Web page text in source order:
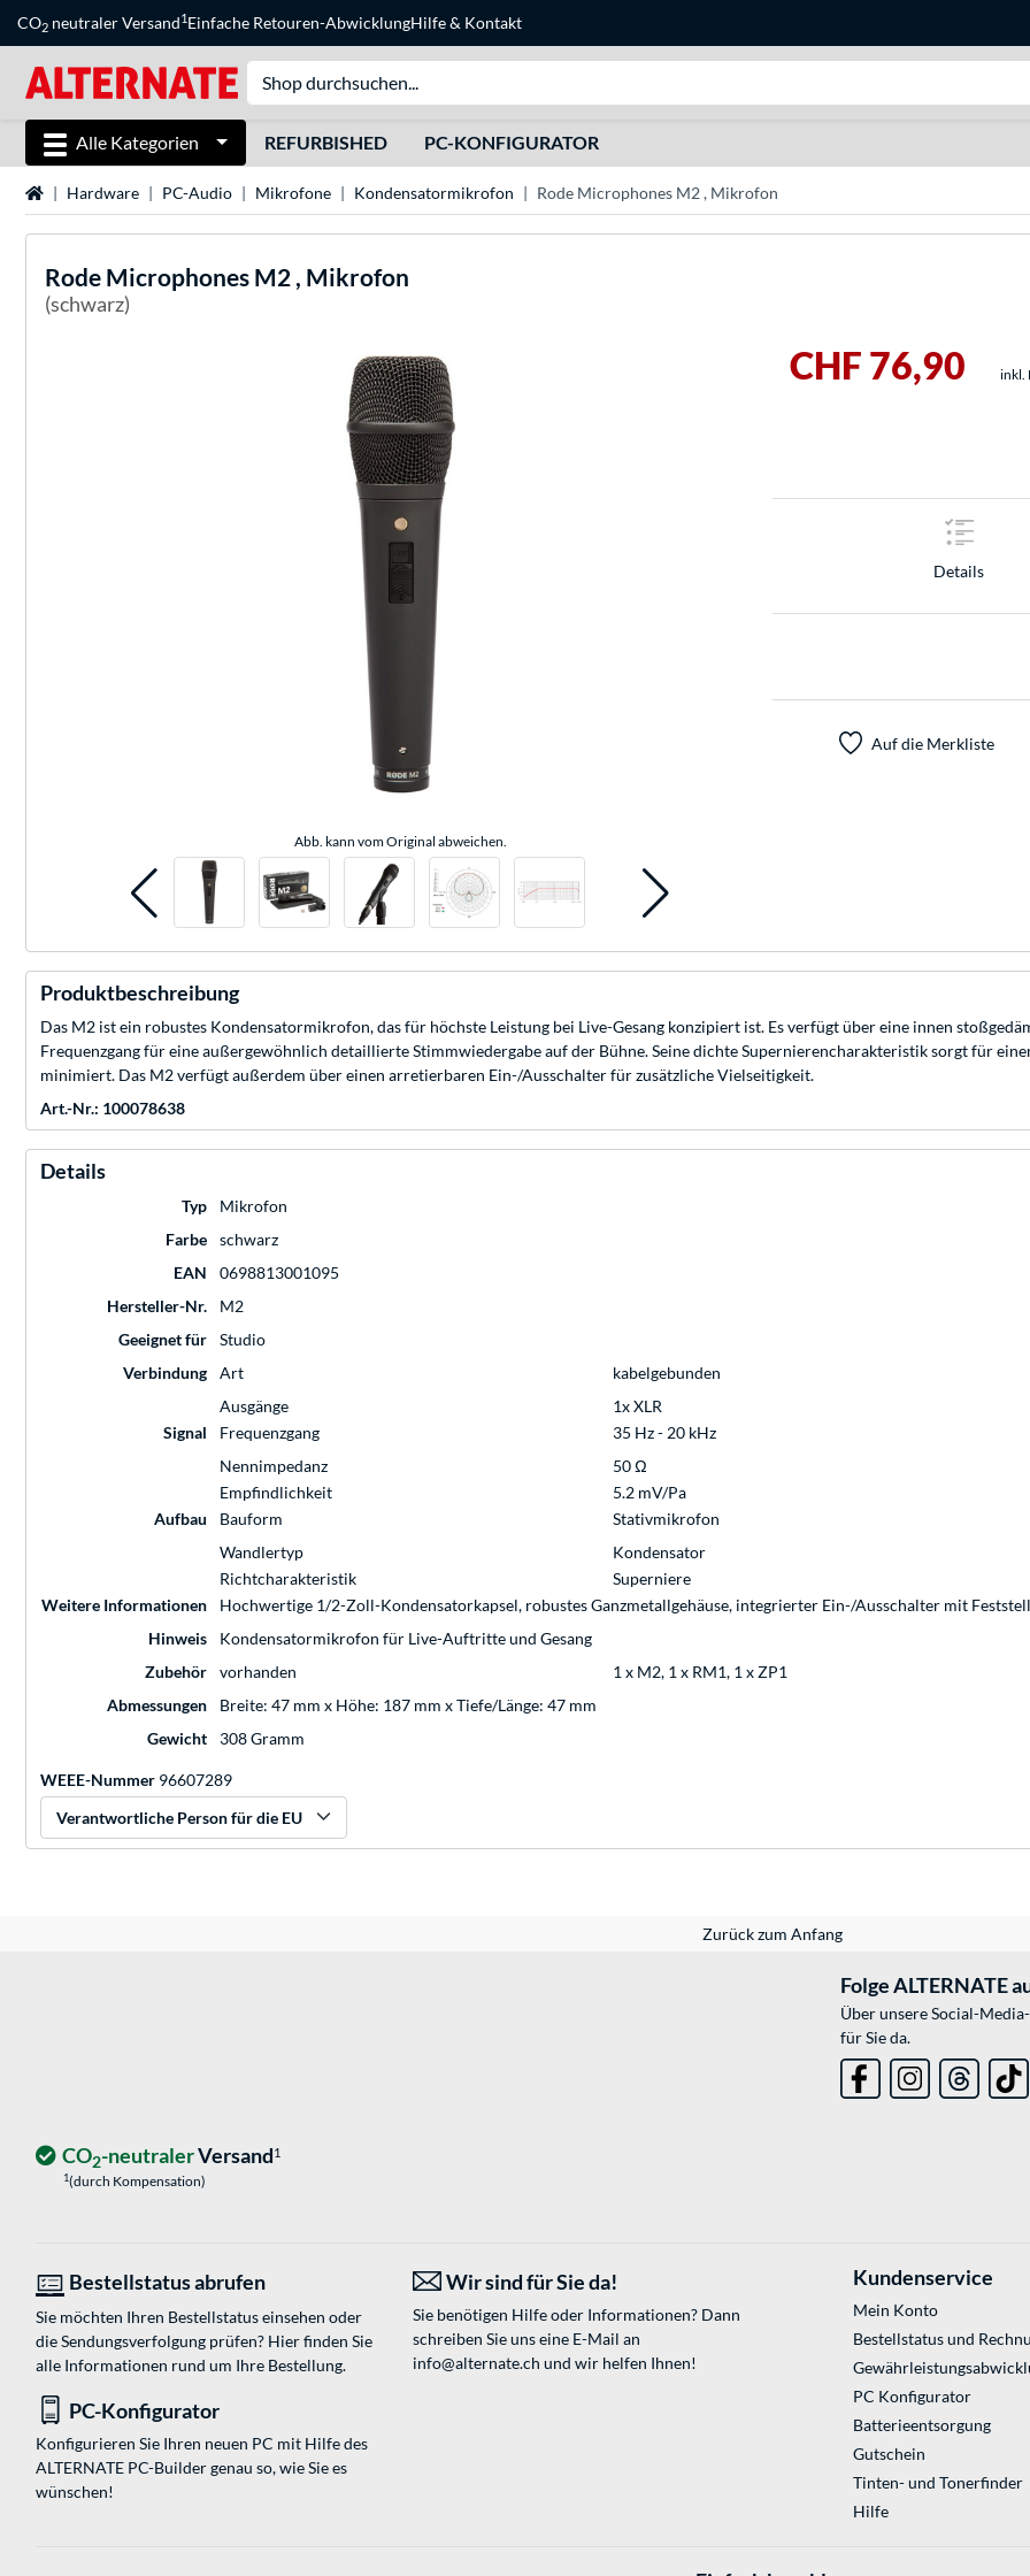
CO2 neutraler Versand1Einfache Retouren-AbwicklungHilfe& Kontakt
Alle Kategorien REFURBISHED PC-KONFIGURATOR
StartseiteHardware PC-Audio Mikrofone Kondensatormikrofon Rode Microphones M2 , Mikrofon
Rode Microphones M2 , Mikrofon
(schwarz)
Abb. kann vom Original abweichen.
CHF 76,90 inkl.
Details
Auf die Merkliste
Produktbeschreibung
Das M2 ist ein robustes Kondensatormikrofon, das für höchste Leistung bei Live-Gesang konzipiert ist. Es verfügt über eine innen
Frequenzgang für eine außergewöhnlich detaillierte Stimmwiedergabe auf der Bühne. Seine dichte Supernierencharakteristik sorgt für
minimiert. Das M2 verfügt außerdem über einen arretierbaren Ein-/Ausschalter für zusätzliche Vielseitigkeit.
Art.-Nr.: 100078638
Details
Typ
Mikrofon
Farbe
schwarz
EAN
0698813001095
Hersteller-Nr.
M2
Geeignet für
Studio
Verbindung
Art
kabelgebunden
Ausgänge
1x XLR
Signal
Frequenzgang
35 Hz - 20 kHz
Nennimpedanz
50 Ω
Empfindlichkeit
5.2 mV/Pa
Aufbau
Bauform
Stativmikrofon
Wandlertyp
Kondensator
Richtcharakteristik
Superniere
Weitere Informationen
Hochwertige 1/2-Zoll-Kondensatorkapsel, robustes Ganzmetallgehäuse, integrierter Ein-/Ausschalter mit
Hinweis
Kondensatormikrofon für Live-Auftritte und Gesang
Zubehör
vorhanden
1 x M2, 1 x RM1, 1 x ZP1
Abmessungen
Breite: 47 mm x Höhe: 187 mm x Tiefe/Länge: 47 mm
Gewicht
308 Gramm
WEEE-Nummer 96607289
Verantwortliche Person für die EU
Zurück zum Anfang
Folge ALTERNATE
Über unsere Social-
für Sie da.
CO2-neutralerVersand1
1(durch Kompensation)
Bestellstatus abrufen
Sie möchten Ihren Bestellstatus einsehen oder
die Sendungsverfolgung prüfen? Hier finden Sie
alle Informationen rund um Ihre Bestellung.
Wir sind für Sie da!
Sie benötigen Hilfe oder Informationen? Dann
schreiben Sie uns eine E-Mail an
info@alternate.ch und wir helfen Ihnen!
PC-Konfigurator
Konfigurieren Sie Ihren neuen PC mit Hilfe des
ALTERNATE PC-Builder genau so, wie Sie es
wünschen!
Kundenservice
Mein Konto
Bestellstatus und
PC Konfigurator
Batterieentsorgung
Gutschein
Tinten- und Tonerfinder
Hilfe